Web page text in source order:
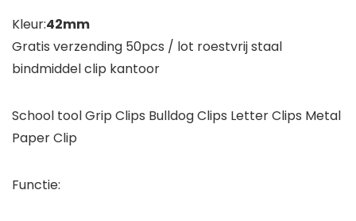
Kleur:42mm
Gratis verzending 50pcs / lot roestvrij staal
bindmiddel clip kantoor
School tool Grip Clips Bulldog Clips Letter Clips Metal
Paper Clip
Functie: